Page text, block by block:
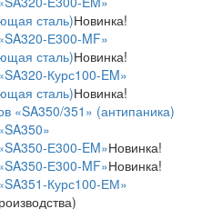
сталь)Новинка!
Е300-MF»
сталь)Новинка!
Курс100-EM»
сталь)Новинка!
«SA350/351» (антипаника)
Е300-EM»Новинка!
Е300-MF»Новинка!
Курс100-ЕМ»